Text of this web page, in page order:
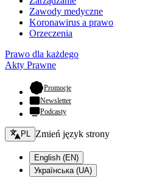
Zawody medyczne
Koronawirus a prawo
Orzeczenia
Prawo dla każdego
Akty Prawne
Promocje- otwiera się w nowej karcie
Newsletter
Podcasty
Zmień język - bieżący:
PL Zmień język strony
English (EN)
Українська (UA)